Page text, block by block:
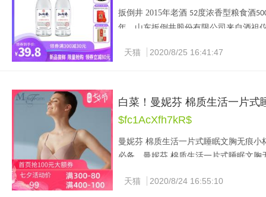
扳倒井 2015年老酒 52度浓香型粮食酒
年，山东扳倒井股份有限公司来自酒祖
型白酒著名企业”、“中国驰名商标”、“
天猫国井旗舰店售价 119.8元，可领
天猫 2020/8/25 16:41:47
白菜！曼妮芬 棉质生活一片式
$fc1AcXfh7kR$
曼妮芬 棉质生活一片式睡眠文胸无痕小
必备。曼妮芬 棉质生活一片式睡眠文胸
备款。
天猫 2020/8/24 16:55:10